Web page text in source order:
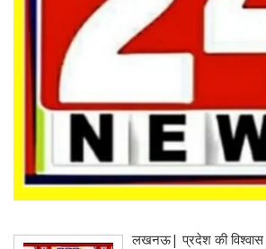
लखनऊ| प्रदेश की विश्वास